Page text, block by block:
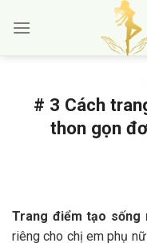
# 3 Cách
thon gọn
Trang điểm tạo sống
riêng cho chị em phụ